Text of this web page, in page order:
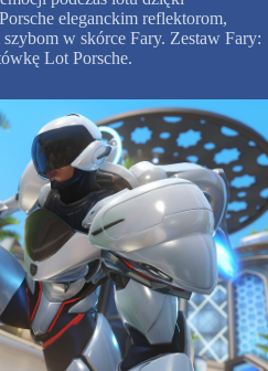
eleganckim reflektorom,
w skórce Fary. Zestaw Fary:
Lot Porsche.